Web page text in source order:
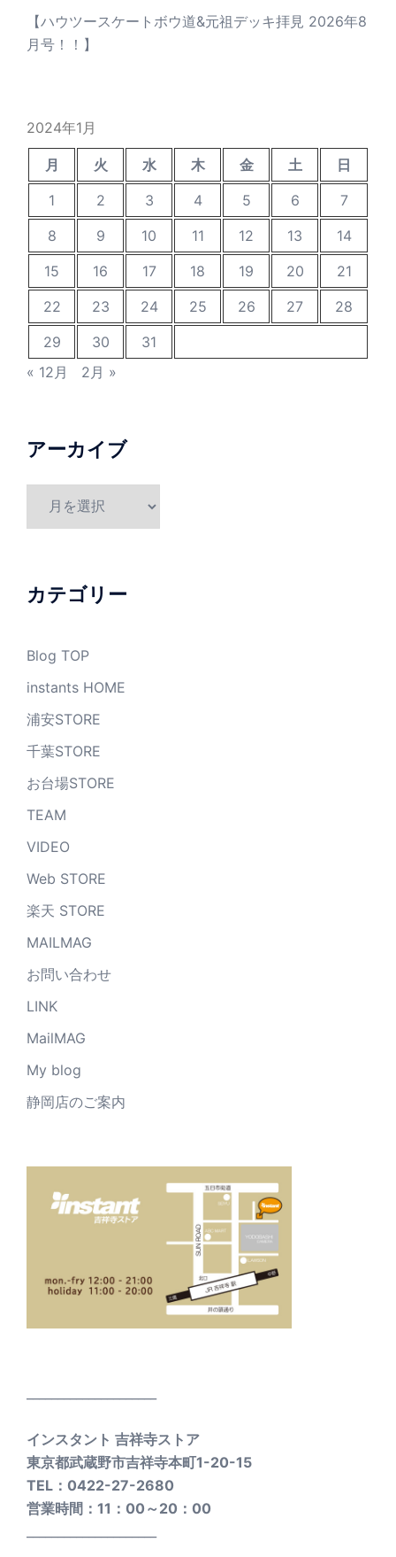
【ハウツースケートボウ道&元祖デッキ拝見 2026年8
月号！！】
2024年1月
月 火 水 木 金 土
日
1
2 3 4 5 6
7
8
9 10 11 12 13
14
15
16 17 18 19 20
21
22
23 24 25 26 27
28
29
30
31
« 12月
2月 »
アーカイブ
ブ
カテゴリー
Blog TOP
instants HOME
浦安STORE
千葉STORE
お台場STORE
TEAM
VIDEO
Web STORE
楽天 STORE
MAILMAG
お問い合わせ
LINK
MailMAG
My blog
静岡店のご案内
インスタント 吉祥寺ストア
東京都武蔵野市吉祥寺本町1-20-15
TEL：0422-27-2680
営業時間：11：00～20：00